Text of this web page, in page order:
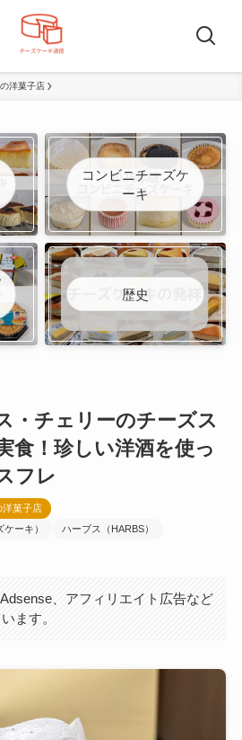
洋菓子店
コンビニチーズケ
ーキ
歴史
・チェリーのチーズス
食！珍しい洋酒を使っ
フレ
洋菓子店
ーキ）
ハーブス（HARBS）
、アフィリエイト広告など
ます。